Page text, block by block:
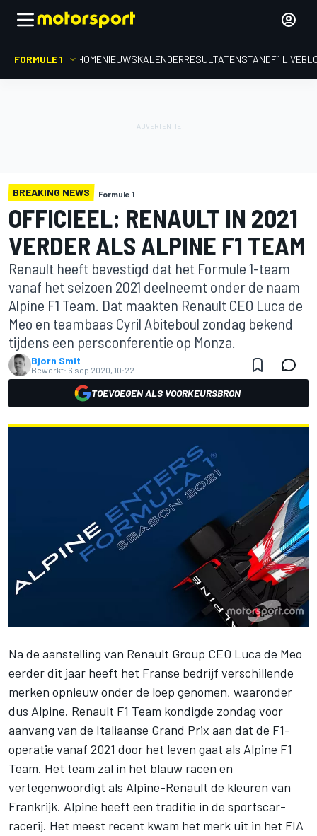
FORMULE 1 HOMENIEUWSKALENDERRESULTATENSTANDF1
BREAKING NEWS Formule 1
OFFICIEEL: RENAULT IN 2021
VERDER ALS ALPINE F1 TEAM
Renault heeft bevestigd dat het Formule 1-team
vanaf het seizoen 2021 deelneemt onder de naam
Alpine F1 Team. Dat maakten Renault CEO Luca de
Meo en teambaas Cyril Abiteboul zondag bekend
tijdens een persconferentie op Monza.
Bjorn Smit
Bewerkt: 6 sep 2020, 10:22
TOEVOEGEN ALS VOORKEURSBRON
Na de aanstelling van Renault Group CEO Luca de Meo
eerder dit jaar heeft het Franse bedrijf verschillende
merken opnieuw onder de loep genomen, waaronder
dus Alpine. Renault F1 Team kondigde zondag voor
aanvang van de Italiaanse Grand Prix aan dat de F1-
operatie vanaf 2021 door het leven gaat als Alpine F1
Team. Het team zal in het blauw racen en
vertegenwoordigt als Alpine-Renault de kleuren van
Frankrijk. Alpine heeft een traditie in de sportscar-
racerij. Het meest recent kwam het merk uit in het FIA